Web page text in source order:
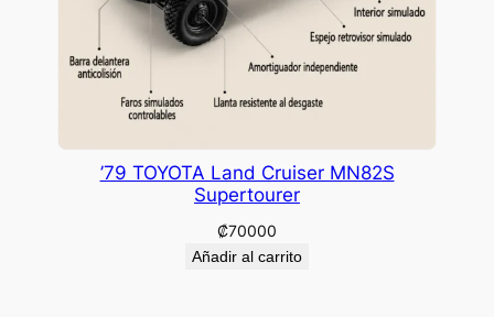
’79 TOYOTA Land Cruiser MN82S
Supertourer
₡70000
Añadir al carrito